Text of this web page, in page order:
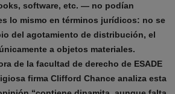
software, etc. — no podían
lo mismo en términos jurídicos: no se
del agotamiento de distribución, el
a objetos materiales.
de la facultad de derecho de ESADE
firma Clifford Chance analiza esta